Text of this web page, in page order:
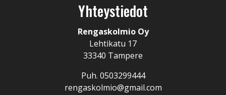
Yhteystiedot
Rengaskolmio Oy
Lehtikatu 17
33340 Tampere
Puh. 0503299444
rengaskolmio@gmail.com